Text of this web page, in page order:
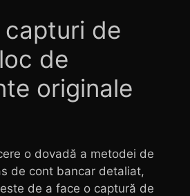
capturi de
de
originale
o dovadă a metodei de
de cont bancar detaliat,
de a face o captură de